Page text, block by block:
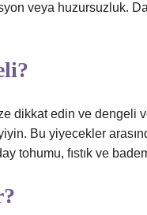
veya huzursuzluk.
dikkat edin ve dengeli
Bu yiyecekler
tohumu, fıstık ve